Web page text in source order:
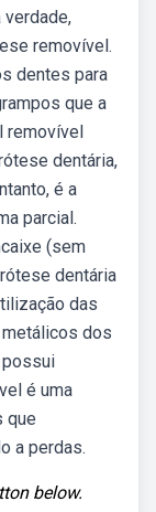
removível.
dentes para
que a
removível
dentária,
é a
parcial.
(sem
dentária
das
dos
possui
é uma
que
a perdas.
below.